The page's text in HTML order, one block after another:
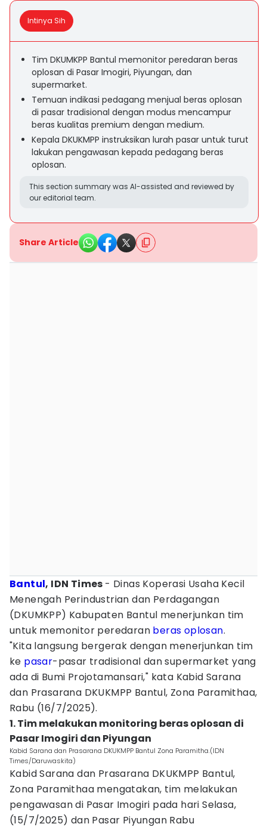
Intinya Sih
Tim DKUMKPP Bantul memonitor peredaran beras
oplosan di Pasar Imogiri, Piyungan, dan
supermarket.
Temuan indikasi pedagang menjual beras oplosan
di pasar tradisional dengan modus mencampur
beras kualitas premium dengan medium.
Kepala DKUKMPP instruksikan lurah pasar untuk turut
lakukan pengawasan kepada pedagang beras
oplosan.
This section summary was AI-assisted and reviewed by
our editorial team.
Share Article
Bantul, IDN Times - Dinas Koperasi Usaha Kecil
Menengah Perindustrian dan Perdagangan
(DKUMKPP) Kabupaten Bantul menerjunkan tim
untuk memonitor peredaran beras oplosan.
‎"Kita langsung bergerak dengan menerjunkan tim
ke pasar-pasar tradisional dan supermarket yang
ada di Bumi Projotamansari," kata Kabid Sarana
dan Prasarana DKUKMPP Bantul, Zona Paramithaa,
Rabu (16/7/2025).
‎1. Tim melakukan monitoring beras oplosan di
Pasar Imogiri dan Piyungan
Kabid Sarana dan Prasarana DKUKMPP Bantul Zona Paramitha.(IDN
Times/Daruwaskita)
Kabid Sarana dan Prasarana DKUKMPP Bantul,
Zona Paramithaa mengatakan, tim melakukan
pengawasan di Pasar Imogiri pada hari Selasa,
(15/7/2025) dan Pasar Piyungan Rabu